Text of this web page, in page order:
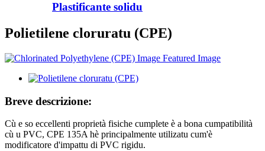
Plastificante solidu
Polietilene cloruratu (CPE)
Breve descrizione:
Cù e so eccellenti proprietà fisiche cumplete è a bona cumpatibilità
cù u PVC, CPE 135A hè principalmente utilizatu cum'è
modificatore d'impattu di PVC rigidu.